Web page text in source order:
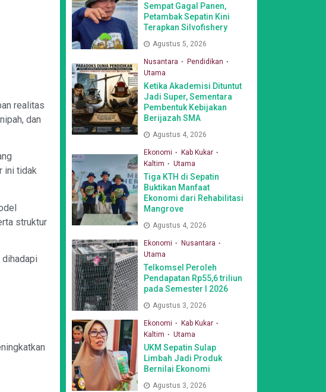
realitas
dan
ini tidak
struktur
dihadapi
Sempat Gagal Panen,
Petambak Sepatin Kini
Terapkan Silvofishery
Agustus 5, 2026
Nusantara
Pendidikan
Utama
Ketika Akademisi Dituntut
Jadi Super, Sementara
Pembentuk Kebijakan
Berijazah SMA
Agustus 4, 2026
Ekonomi
Kab Kukar
Kaltim
Utama
Tiga KTH di Sepatin
Buktikan Manfaat
Ekonomi dari Rehabilitasi
Mangrove
Agustus 4, 2026
Ekonomi
Nusantara
Utama
Telkomsel Peroleh
Pendapatan Rp55,6 triliun
pada Semester I 2026
Agustus 3, 2026
Ekonomi
Kab Kukar
Kaltim
Utama
UKM Sepatin Sulap
Limbah Jadi Produk
Bernilai Ekonomi
Agustus 3, 2026